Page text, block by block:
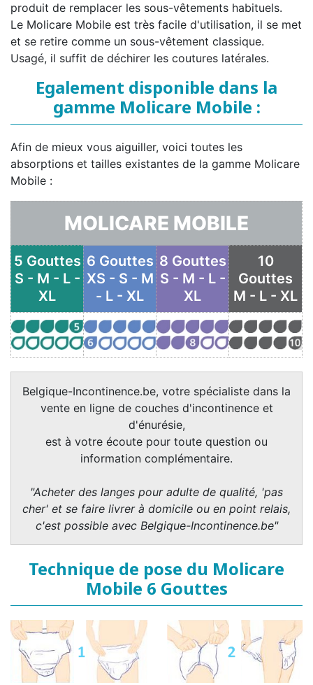
produit de remplacer les sous-vêtements habituels.
Le Molicare Mobile est très facile d'utilisation, il se met
et se retire comme un sous-vêtement classique.
Usagé, il suffit de déchirer les coutures latérales.
Egalement disponible dans la
gamme Molicare Mobile :
Afin de mieux vous aiguiller, voici toutes les
absorptions et tailles existantes de la gamme Molicare
Mobile :
MOLICARE MOBILE
5 Gouttes
S - M - L -
XL
6 Gouttes
XS - S - M
- L - XL
8 Gouttes
S - M - L -
XL
10
Gouttes
M - L - XL
Belgique-Incontinence.be, votre spécialiste dans la
vente en ligne de couches d'incontinence et
d'énurésie,
est à votre écoute pour toute question ou
information complémentaire.
"Acheter des langes pour adulte de qualité, 'pas
cher' et se faire livrer à domicile ou en point relais,
c'est possible avec Belgique-Incontinence.be"
Technique de pose du Molicare
Mobile 6 Gouttes